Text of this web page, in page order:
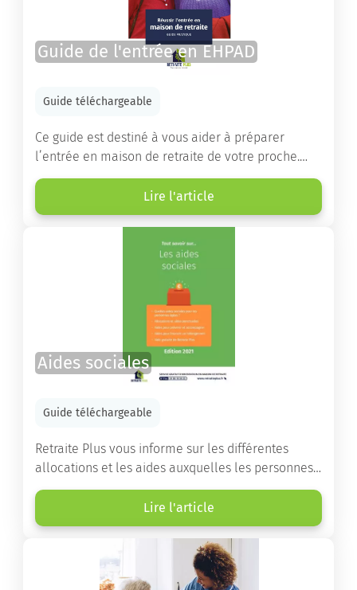
Guide de l'entrée en EHPAD
Guide téléchargeable
Ce guide est destiné à vous aider à préparer
l’entrée en maison de retraite de votre proche.
Vous y trouverez un panorama des différents types
d’établissements ainsi que des conseils pratiques
destinés à orienter les familles et à leur faciliter
Lire l'article
Aides sociales
Guide téléchargeable
Retraite Plus vous informe sur les différentes
allocations et les aides auxquelles les personnes
âgées ont droit pour financer un séjour en maison
de retraite ou un maintien à domicile.
Lire l'article